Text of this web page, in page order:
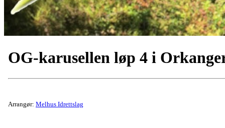
OG-karusellen løp 4 i
Arrangør: Melhus Idrettslag